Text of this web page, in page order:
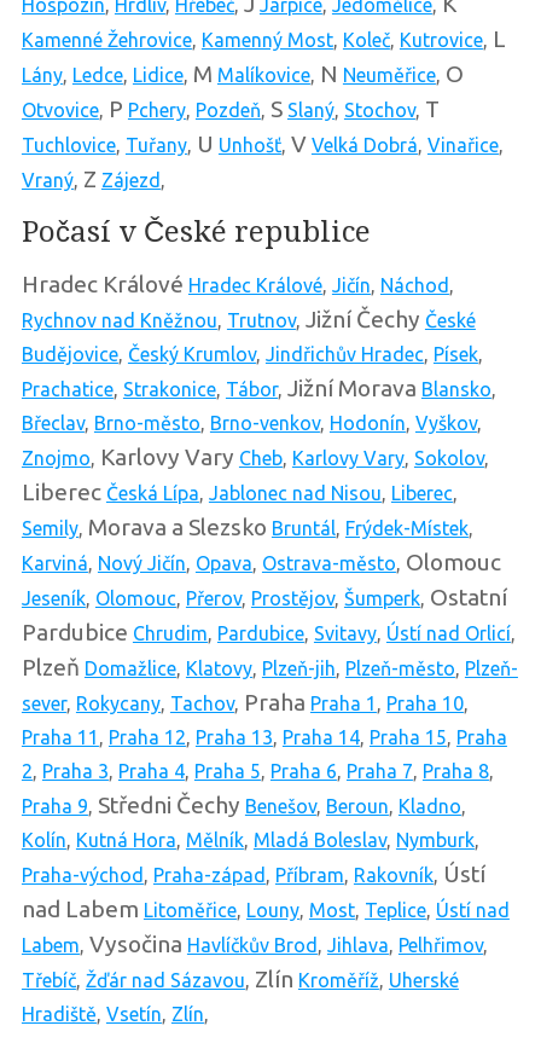
Hospozín, Hrdlív, Hřebeč, Jarpice, Jedomělice,
Kamenné Žehrovice, Kamenný Most, Koleč, Kutrovice, L
Lány, Ledce, Lidice, M Malíkovice, N Neuměřice, O
Otvovice, P Pchery, Pozdeň, S Slaný, Stochov, T
Tuchlovice, Tuřany, U Unhošť, V Velká Dobrá, Vinařice,
Vraný, Z Zájezd ,
Počasí v České republice
Hradec Králové Hradec Králové, Jičín, Náchod ,
Rychnov nad Kněžnou, Trutnov, Jižní Čechy České
Budějovice, Český Krumlov, Jindřichův Hradec, Písek,
Prachatice, Strakonice, Tábor, Jižní Morava Blansko,
Břeclav, Brno-město, Brno-venkov, Hodonín, Vyškov,
Znojmo, Karlovy Vary Cheb, Karlovy Vary, Sokolov,
Liberec Česká Lípa, Jablonec nad Nisou, Liberec,
Semily, Morava a Slezsko Bruntál, Frýdek-Místek,
Karviná, Nový Jičín, Opava, Ostrava-město, Olomouc
Jeseník, Olomouc, Přerov, Prostějov, Šumperk, Ostatní
Pardubice Chrudim, Pardubice, Svitavy, Ústí nad Orlicí,
Plzeň Domažlice, Klatovy, Plzeň-jih, Plzeň-město, Plzeň-
sever, Rokycany, Tachov, Praha Praha 1 , Praha 10,
Praha 11 , Praha 12, Praha 13, Praha 14, Praha 15, Praha
2, Praha 3, Praha 4, Praha 5, Praha 6, Praha 7, Praha 8,
Praha 9, Středni Čechy Benešov, Beroun, Kladno,
Kolín, Kutná Hora, Mělník, Mladá Boleslav, Nymburk,
Praha-východ , Praha-západ , Příbram, Rakovník, Ústí
nad Labem Litoměřice, Louny, Most, Teplice, Ústí nad
Labem, Vysočina Havlíčkův Brod , Jihlava, Pelhřimov,
Třebíč, Žďár nad Sázavou, Zlín Kroměříž, Uherské
Hradiště, Vsetín, Zlín,